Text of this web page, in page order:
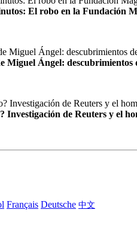
El robo en la Fundación
Miguel Ángel:
Investigación de Reuters y el
Français Deutsche 中文